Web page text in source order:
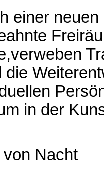
einer
in der
Nacht